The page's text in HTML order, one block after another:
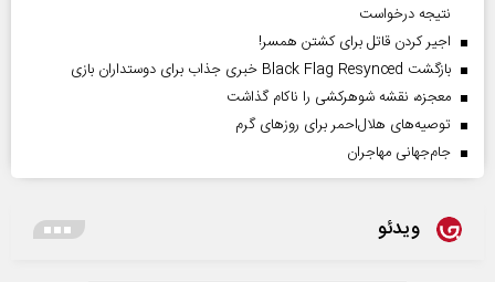
نتیجه درخواست
اجیر کردن قاتل برای کشتن همسر!
بازگشت Black Flag Resynced خبری جذاب برای دوستداران بازی
معجزه، نقشه شوهرکشی را ناکام گذاشت
توصیه‌های هلال‌احمر برای روز‌های گرم
جام‌جهانی مهاجران
ویدئو